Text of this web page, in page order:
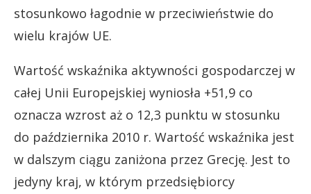
stosunkowo łagodnie w przeciwieństwie do
wielu krajów UE.
Wartość wskaźnika aktywności gospodarczej w
całej Unii Europejskiej wyniosła +51,9 co
oznacza wzrost aż o 12,3 punktu w stosunku
do października 2010 r. Wartość wskaźnika jest
w dalszym ciągu zaniżona przez Grecję. Jest to
jedyny kraj, w którym przedsiębiorcy